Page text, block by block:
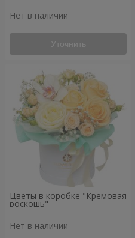
Нет в наличии
Уточнить
Цветы в коробке "Кремовая
роскошь"
Нет в наличии